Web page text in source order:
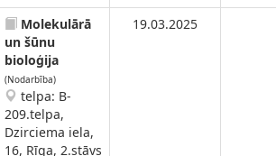
Molekulārā
un šūnu
bioloģija
(Nodarbība)
telpa: B-
209.telpa,
Dzirciema iela,
16, Rīga, 2.stāvs
19.03.2025